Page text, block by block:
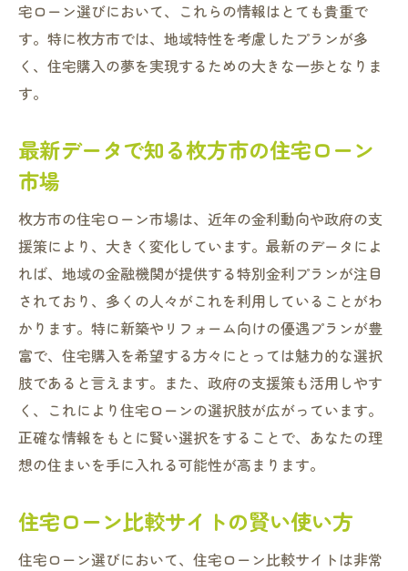
宅ローン選びにおいて、これらの情報はとても貴重で
す。特に枚方市では、地域特性を考慮したプランが多
く、住宅購入の夢を実現するための大きな一歩となりま
す。
最新データで知る枚方市の住宅ローン
市場
枚方市の住宅ローン市場は、近年の金利動向や政府の支
援策により、大きく変化しています。最新のデータによ
れば、地域の金融機関が提供する特別金利プランが注目
されており、多くの人々がこれを利用していることがわ
かります。特に新築やリフォーム向けの優遇プランが豊
富で、住宅購入を希望する方々にとっては魅力的な選択
肢であると言えます。また、政府の支援策も活用しやす
く、これにより住宅ローンの選択肢が広がっています。
正確な情報をもとに賢い選択をすることで、あなたの理
想の住まいを手に入れる可能性が高まります。
住宅ローン比較サイトの賢い使い方
住宅ローン選びにおいて、住宅ローン比較サイトは非常